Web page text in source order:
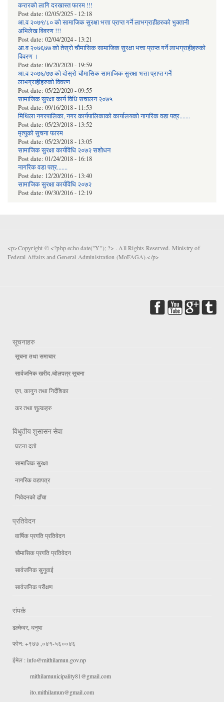
करारको लागि दरखास्त फारम !!!
Post date: 02/05/2025 - 12:18
आ.व २०७९/८० को सामाजिक सुरक्षा भत्ता प्राप्त गर्ने लाभग्राहीहरुको भुक्तानी
अभिलेख विवरण !!!
Post date: 02/04/2024 - 13:21
आ.व २०७६७७ को तेस्रो चौमासिक सामाजिक सुरक्षा भत्ता प्राप्त गर्ने लाभग्राहीहरुको
विवरण ।
Post date: 06/20/2020 - 19:59
आ.व २०७६/७७ को दोस्रो चौमासिक सामाजिक सुरक्षा भत्ता प्राप्त गर्ने
लाभग्राहीहरुको विवरण
Post date: 05/22/2020 - 09:55
सामाजिक सुरक्षा कार्य विधि स‌चालन २०७५
Post date: 09/16/2018 - 11:53
मिथिला नगरपालिका, नगर कार्यपालिकाको कार्यालयकाे नागरिक वडा पत्र.......
Post date: 05/23/2018 - 13:52
मृत्युको सुचना फारम
Post date: 05/23/2018 - 13:05
सामाजिक सुरक्षा कार्यविधि २०७२ स‌शाेधन
Post date: 01/24/2018 - 16:18
नागरिक वडा पत्र.......
Post date: 12/20/2016 - 13:40
सामाजिक सुरक्षा कार्यविधि २०७२
Post date: 09/30/2016 - 12:19
<p>Copyright © <?php echo date("Y"); ?> . All Rights Reserved. Ministry of
Federal Affairs and General Administration (MoFAGA).</p>
सूचनाहरु
सूचना तथा समाचार
सार्वजनिक खरीद /बोलपत्र सूचना
एन, कानुन तथा निर्देशिका
कर तथा शुल्कहरु
विधुतीय शुसासन सेवा
घटना दर्ता
सामाजिक सुरक्षा
नागरिक वडापत्र
निवेदनको ढाँचा
प्रतिवेदन
वार्षिक प्रगति प्रतिवेदन
चौमासिक प्रगति प्रतिवेदन
सार्वजनिक सुनुवाई
सार्वजनिक परीक्षण
संपर्क
ढल्केवर, धनुषा
फोन: +९७७ ,०४१-५६००४६
ईमेल : info@mithilamun.gov.np
mithilamunicipality81@gmail.com
ito.mithilamun@gmail.com